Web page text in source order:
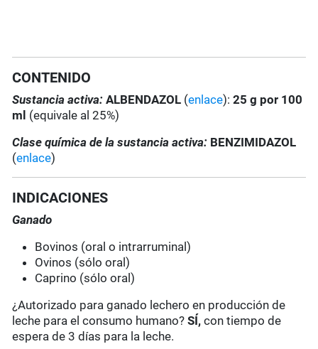
CONTENIDO
Sustancia activa: ALBENDAZOL (enlace): 25 g por 100
ml (equivale al 25%)
Clase química de la sustancia activa: BENZIMIDAZOL
(enlace)
INDICACIONES
Ganado
Bovinos (oral o intrarruminal)
Ovinos (sólo oral)
Caprino (sólo oral)
¿Autorizado para ganado lechero en producción de
leche para el consumo humano?SÍ,con tiempo de
espera de 3 días para la leche.